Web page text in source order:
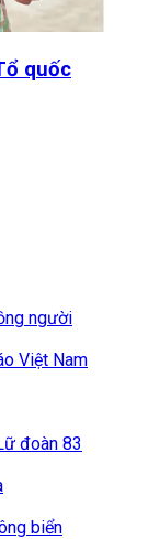
quốc
người
Việt Nam
đoàn 83
biển